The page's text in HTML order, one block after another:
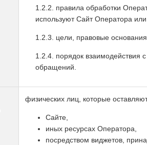
1.2.2. правила обработки
используют Сайт Оператора
1.2.3. цели, правовые
1.2.4. порядок взаимодействия
обращений.
физических лиц, которые
Сайте,
иных ресурсах Оператора,
посредством виджетов,